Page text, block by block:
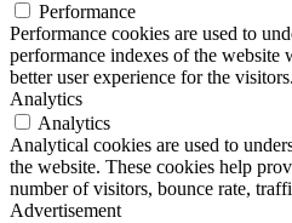
Performance
Performance cookies are used to
performance indexes of the website
better user experience for the visitors.
Analytics
Analytics
Analytical cookies are used to
the website. These cookies help
number of visitors, bounce rate,
Advertisement